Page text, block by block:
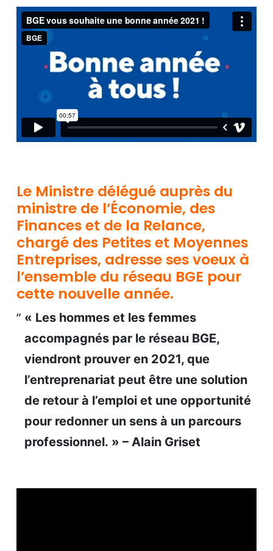
Le Ministre délégué auprès du
ministre de l’Économie, des
Finances et de la Relance,
chargé des Petites et Moyennes
Entreprises, adresse ses voeux à
l’ensemble du réseau BGE pour
cette nouvelle année.
« Les hommes et les femmes
accompagnés par le réseau BGE,
viendront prouver en 2021, que
l’entreprenariat peut être une solution
de retour à l’emploi et une opportunité
pour redonner un sens à un parcours
professionnel. » – Alain Griset